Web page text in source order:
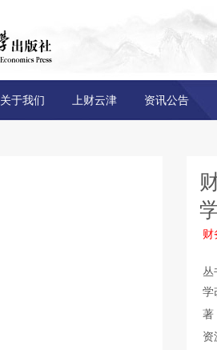
关于我们 上财云津 资讯公告
财
丛
学
著
资